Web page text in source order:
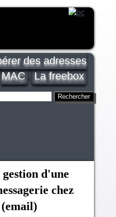
des adresses
MAC , La freebox
d'une
chez